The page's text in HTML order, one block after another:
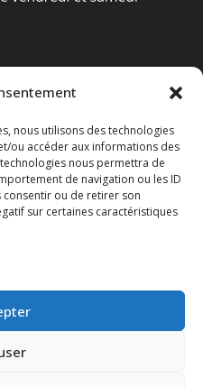
nous utilisons des technologies
ou accéder aux informations des
nous permettra de
de navigation ou les ID
consentir ou de retirer son
sur certaines caractéristiques
des données ou le